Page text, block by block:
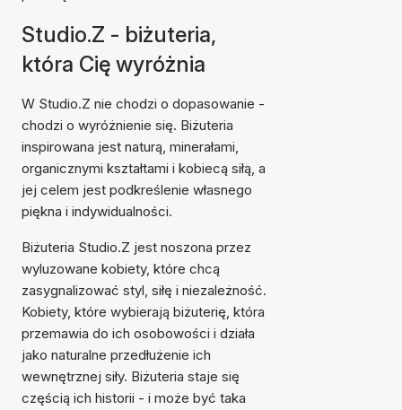
Studio.Z - biżuteria,
która Cię wyróżnia
W Studio.Z nie chodzi o dopasowanie -
chodzi o wyróżnienie się. Biżuteria
inspirowana jest naturą, minerałami,
organicznymi kształtami i kobiecą siłą, a
jej celem jest podkreślenie własnego
piękna i indywidualności.
Biżuteria Studio.Z jest noszona przez
wyluzowane kobiety, które chcą
zasygnalizować styl, siłę i niezależność.
Kobiety, które wybierają biżuterię, która
przemawia do ich osobowości i działa
jako naturalne przedłużenie ich
wewnętrznej siły. Biżuteria staje się
częścią ich historii - i może być taka